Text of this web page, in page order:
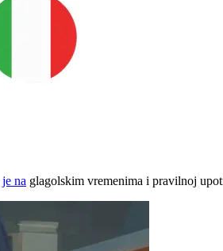
je na glagolskim vremenima i pravilnoj